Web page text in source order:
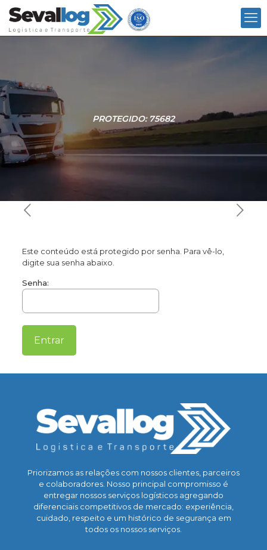
PROTEGIDO: 75682
Este conteúdo está protegido por senha. Para vê-lo,
digite sua senha abaixo.
Senha:
Priorizamos as relações com nossos clientes, parceiros
e colaboradores. Nosso principal compromisso é
entregar nossos serviços logísticos agregando
diferenciais competitivos de mercado: experiência,
cuidado, respeito e um histórico de segurança em
todos os nossos serviços.